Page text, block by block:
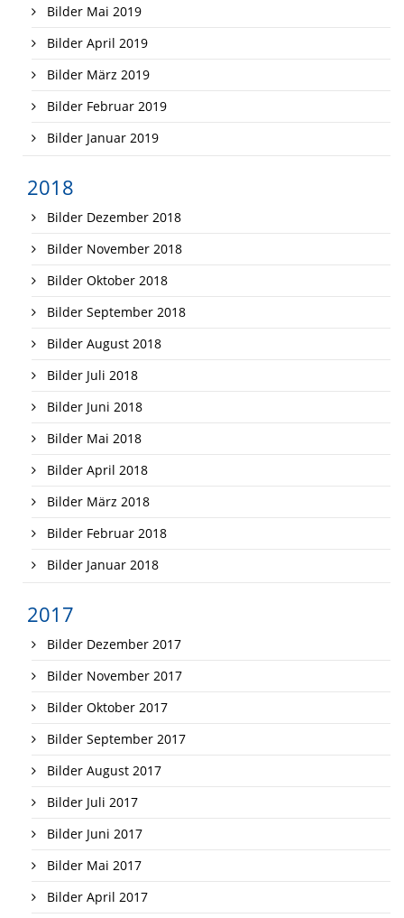
Bilder Mai 2019
Bilder April 2019
Bilder März 2019
Bilder Februar 2019
Bilder Januar 2019
2018
Bilder Dezember 2018
Bilder November 2018
Bilder Oktober 2018
Bilder September 2018
Bilder August 2018
Bilder Juli 2018
Bilder Juni 2018
Bilder Mai 2018
Bilder April 2018
Bilder März 2018
Bilder Februar 2018
Bilder Januar 2018
2017
Bilder Dezember 2017
Bilder November 2017
Bilder Oktober 2017
Bilder September 2017
Bilder August 2017
Bilder Juli 2017
Bilder Juni 2017
Bilder Mai 2017
Bilder April 2017